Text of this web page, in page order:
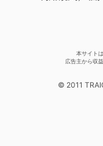
本サイト
広告主から収
© 2011